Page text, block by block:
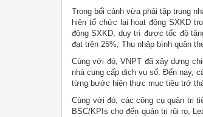
Trong bối cảnh vừa phải tập trung
hiện tổ chức lại hoạt động SXKD
động SXKD, duy trì được tốc độ
đạt trên 25%; Thu nhập bình quân
Cùng với đó, VNPT đã xây dựng
nhà cung cấp dịch vụ số. Đến nay,
từng bước hiện thực mục tiêu trở
Cùng với đó, các công cụ quản trị
BSC/KPIs cho đến quản trị rủi ro,